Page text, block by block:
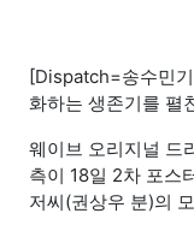
[Dispatch=송수민
화하는 생존기를 펼
웨이브 오리지널 드
측이 18일 2차 포스
저씨(권상우 분)의